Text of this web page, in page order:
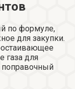
по формуле,
для закупки.
газа для
поправочный